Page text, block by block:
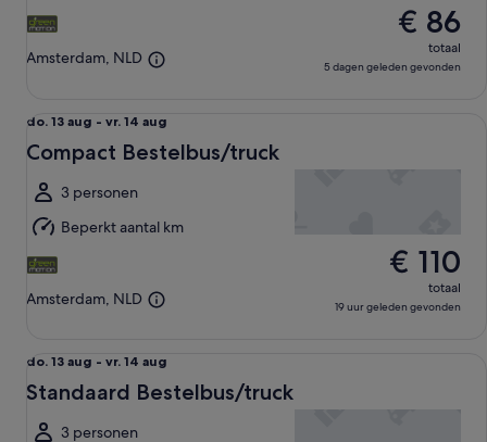
aug
Amsterdam, NLD
€ 86
totaal
5 dagen geleden gevonden
do.
13
tot
vr.
14
aug
do. 13 aug - vr. 14 aug
Compact Bestelbus/truck
3 personen
Beperkt aantal km
Amsterdam, NLD
€ 110
totaal
19 uur geleden gevonden
do.
13
tot
do. 13 aug - vr. 14 aug
Standaard Bestelbus/truck
3 personen